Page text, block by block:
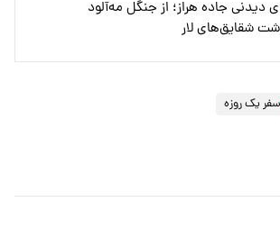
دیدنی جاده هراز؛ از جنگل مه‌آلود
شقایق‌های لار
سفر یک روزه